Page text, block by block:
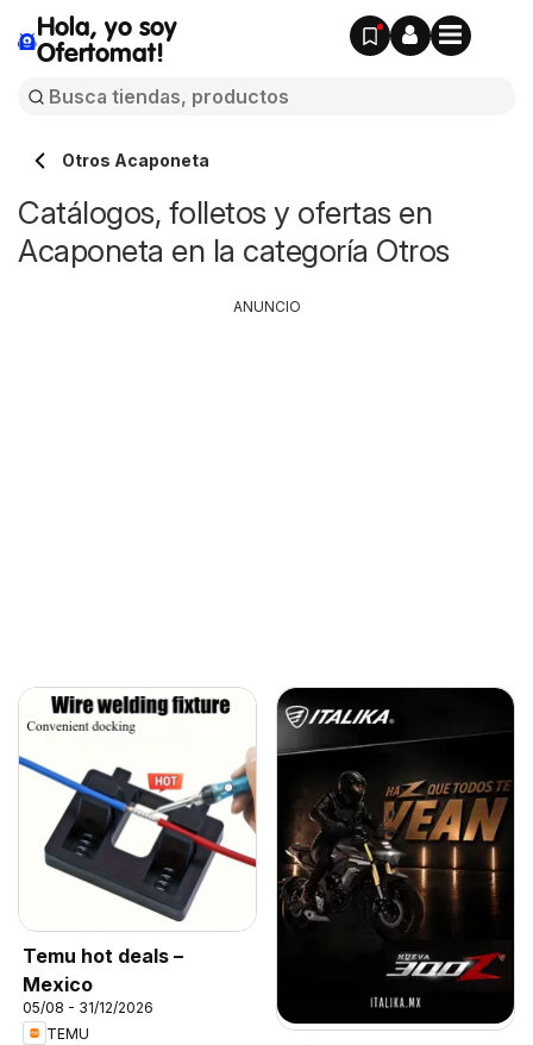
Hola, yo soy
Ofertomat!
Otros Acaponeta
Catálogos, folletos y ofertas en
Acaponeta en la categoría Otros
Temu hot deals –
Mexico
05/08 - 31/12/2026
TEMU
ANUNCIO